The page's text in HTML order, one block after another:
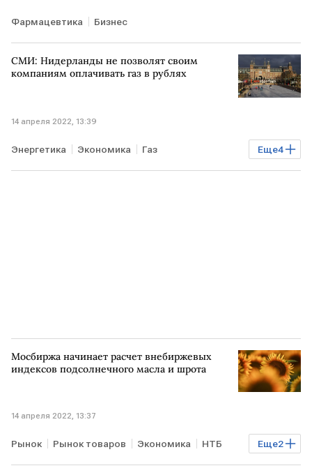
Фармацевтика Бизнес
СМИ: Нидерланды не позволят своим
компаниям оплачивать газ в рублях
14 апреля 2022, 13:39
Еще4
Энергетика Экономика Газ
санкции против РФ НИДЕРЛАНДЫ
Мосбиржа начинает расчет внебиржевых
индексов подсолнечного масла и шрота
14 апреля 2022, 13:37
Еще2
Рынок Рынок товаров Экономика НТБ
подсолнечное масло шрот